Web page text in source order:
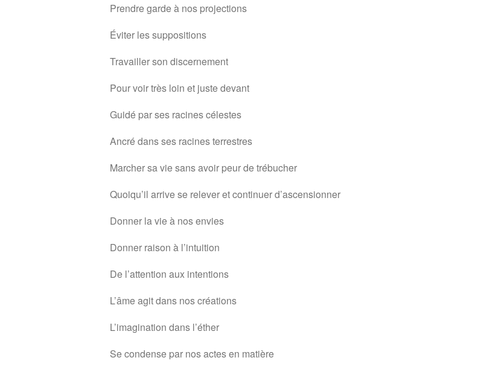
Prendre garde à nos projections
Éviter les suppositions
Travailler son discernement
Pour voir très loin et juste devant
Guidé par ses racines célestes
Ancré dans ses racines terrestres
Marcher sa vie sans avoir peur de trébucher
Quoiqu’il arrive se relever et continuer d’ascensionner
Donner la vie à nos envies
Donner raison à l’intuition
De l’attention aux intentions
L’âme agit dans nos créations
L’imagination dans l’éther
Se condense par nos actes en matière